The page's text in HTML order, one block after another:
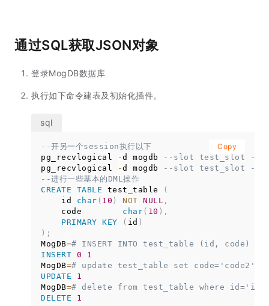
通过SQL获取JSON对象
登录MogDB数据库
执行如下命令建表及初始化插件。
--开另一个session执行以下
pg_recvlogical
-d mogdb
--slot test_slot --
pg_recvlogical
-d mogdb
--slot test_slot --
--进行一些基本的DML操作
CREATE
TABLE test_table
(
    id
char ( 10 ) NOT NULL ,
    code
char( 10 ) ,
PRIMARY KEY ( id )
) ;
MogDB=# INSERT INTO test_table (id, code)
INSERT 0
1
MogDB=# update test_table set code='code2'
UPDATE
1
MogDB=# delete from test_table where
DELETE
1
Copy